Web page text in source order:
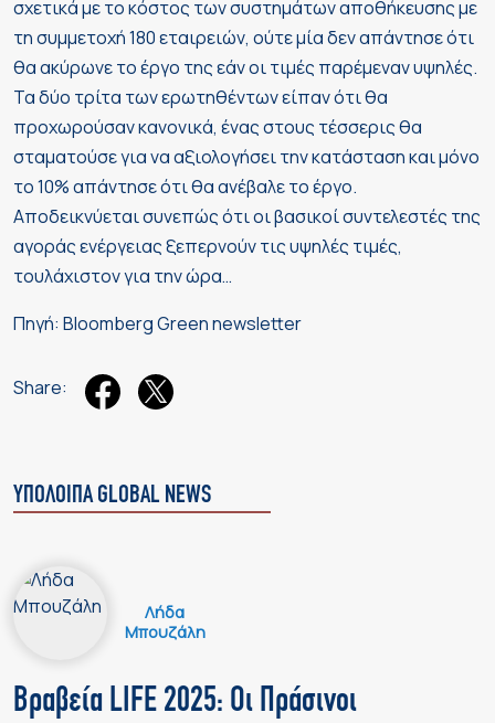
σχετικά με το κόστος των συστημάτων αποθήκευσης με
τη συμμετοχή 180 εταιρειών, ούτε μία δεν απάντησε ότι
θα ακύρωνε το έργο της εάν οι τιμές παρέμεναν υψηλές.
Τα δύο τρίτα των ερωτηθέντων είπαν ότι θα
προχωρούσαν κανονικά, ένας στους τέσσερις θα
σταματούσε για να αξιολογήσει την κατάσταση και μόνο
το 10% απάντησε ότι θα ανέβαλε το έργο.
Αποδεικνύεται συνεπώς ότι οι βασικοί συντελεστές της
αγοράς ενέργειας ξεπερνούν τις υψηλές τιμές,
τουλάχιστον για την ώρα…
Πηγή: Bloomberg Green newsletter
Share:
ΥΠΟΛΟΙΠΑ GLOBAL NEWS
Λήδα
Μπουζάλη
Βραβεία LIFE 2025: Οι Πράσινοι